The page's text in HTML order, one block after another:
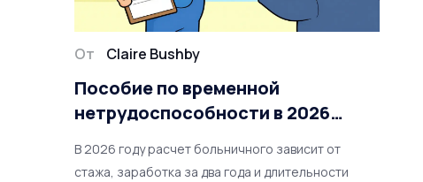
От Claire Bushby
Пособие по временной
нетрудоспособности в 2026
году: как рассчитать и получить
выплату
В 2026 году расчет больничного зависит от
стажа, заработка за два года и длительности